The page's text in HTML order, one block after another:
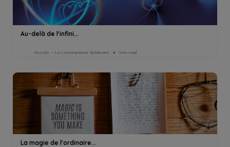
Au-delà de l'infini...
Pascaln — Le Contemplateur Éphémère 1min read
La magie de l'ordinaire...